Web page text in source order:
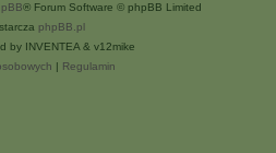
® Forum Software © phpBB Limited
phpBB.pl
by INVENTEA & v12mike
| Regulamin